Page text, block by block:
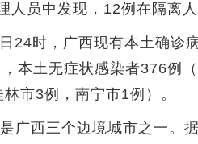
员中发现，12例在隔离人
时，广西现有本土确诊
本土无症状感染者376例
市3例，南宁市1例）。
西三个边境城市之一。